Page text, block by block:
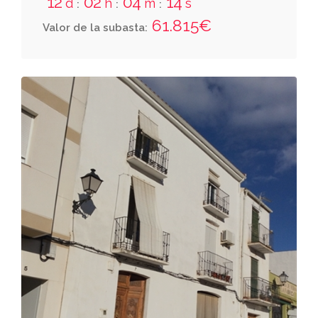
y treinta centímetros cuadrados. la vivienda
tiene dos plantas y cada una de ellas una
decímetros cuadrados. linda: por su derecha
con la vivienda número cuarenta y siete; por
la izquierda, vivienda número cuarenta y
cinco; y por el fondo con la calle de
servicio.tercera. parcela de cuarenta y nueve
áreas, que linda: norte, acequida iv-b8; este,
parcelas número noventa y cuatro y noventa
y cinco;sur, desagüe iv-17; y oeste, parcela
número noventa y siete.
d : h : m : s
Valor de la subasta: 61.815€